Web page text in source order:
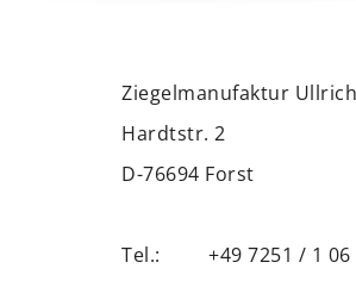
Ziegelmanufaktur Ullrich
Hardtstr. 2
D-76694 Forst
Tel.: +49 7251 / 1 06